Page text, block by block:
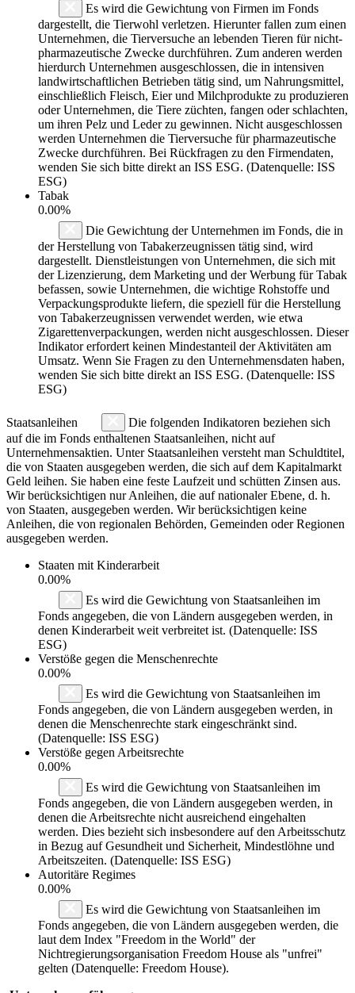
Es wird die Gewichtung von Firmen im Fonds
dargestellt, die Tierwohl verletzen. Hierunter fallen zum einen
Unternehmen, die Tierversuche an lebenden Tieren für nicht-
pharmazeutische Zwecke durchführen. Zum anderen werden
hierdurch Unternehmen ausgeschlossen, die in intensiven
landwirtschaftlichen Betrieben tätig sind, um Nahrungsmittel,
einschließlich Fleisch, Eier und Milchprodukte zu produzieren
oder Unternehmen, die Tiere züchten, fangen oder schlachten,
um ihren Pelz und Leder zu gewinnen. Nicht ausgeschlossen
werden Unternehmen die Tierversuche für pharmazeutische
Zwecke durchführen. Bei Rückfragen zu den Firmendaten,
wenden Sie sich bitte direkt an ISS ESG. (Datenquelle: ISS
ESG)
Tabak
0.00%
Die Gewichtung der Unternehmen im Fonds, die in
der Herstellung von Tabakerzeugnissen tätig sind, wird
dargestellt. Dienstleistungen von Unternehmen, die sich mit
der Lizenzierung, dem Marketing und der Werbung für Tabak
befassen, sowie Unternehmen, die wichtige Rohstoffe und
Verpackungsprodukte liefern, die speziell für die Herstellung
von Tabakerzeugnissen verwendet werden, wie etwa
Zigarettenverpackungen, werden nicht ausgeschlossen. Dieser
Indikator erfordert keinen Mindestanteil der Aktivitäten am
Umsatz. Wenn Sie Fragen zu den Unternehmensdaten haben,
wenden Sie sich bitte direkt an ISS ESG. (Datenquelle: ISS
ESG)
Staatsanleihen
Die folgenden Indikatoren beziehen sich
auf die im Fonds enthaltenen Staatsanleihen, nicht auf
Unternehmensaktien. Unter Staatsanleihen versteht man Schuldtitel,
die von Staaten ausgegeben werden, die sich auf dem Kapitalmarkt
Geld leihen. Sie haben eine feste Laufzeit und schütten Zinsen aus.
Wir berücksichtigen nur Anleihen, die auf nationaler Ebene, d. h.
von Staaten, ausgegeben werden. Wir berücksichtigen keine
Anleihen, die von regionalen Behörden, Gemeinden oder Regionen
ausgegeben werden.
Staaten mit Kinderarbeit
0.00%
Es wird die Gewichtung von Staatsanleihen im
Fonds angegeben, die von Ländern ausgegeben werden, in
denen Kinderarbeit weit verbreitet ist. (Datenquelle: ISS
ESG)
Verstöße gegen die Menschenrechte
0.00%
Es wird die Gewichtung von Staatsanleihen im
Fonds angegeben, die von Ländern ausgegeben werden, in
denen die Menschenrechte stark eingeschränkt sind.
(Datenquelle: ISS ESG)
Verstöße gegen Arbeitsrechte
0.00%
Es wird die Gewichtung von Staatsanleihen im
Fonds angegeben, die von Ländern ausgegeben werden, in
denen die Arbeitsrechte nicht ausreichend eingehalten
werden. Dies bezieht sich insbesondere auf den Arbeitsschutz
in Bezug auf Gesundheit und Sicherheit, Mindestlöhne und
Arbeitszeiten. (Datenquelle: ISS ESG)
Autoritäre Regimes
0.00%
Es wird die Gewichtung von Staatsanleihen im
Fonds angegeben, die von Ländern ausgegeben werden, die
laut dem Index "Freedom in the World" der
Nichtregierungsorganisation Freedom House als "unfrei"
gelten (Datenquelle: Freedom House).